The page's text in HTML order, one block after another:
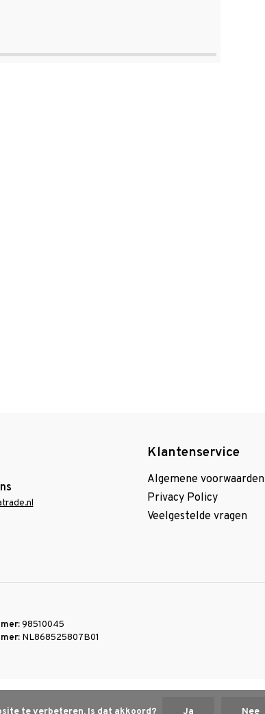
Klantenservice
Algemene voorwaarden
Privacy Policy
Veelgestelde vragen
98510045
NL868525807B01
te verbeteren. Is dat akkoord? Ja Nee